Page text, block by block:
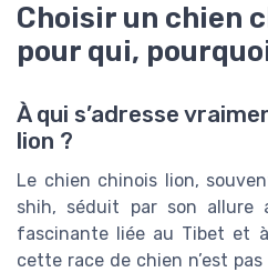
Choisir un chien
pour qui,
À qui s’adresse
lion ?
Le chien chinois lion,
shih, séduit par son allure
fascinante liée au Tibet et
cette race de chien n’est